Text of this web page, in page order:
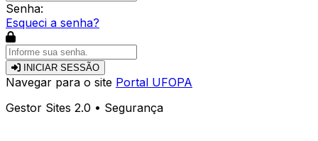
Senha:
Esqueci a senha?
INICIAR SESSÃO
Navegar para o site Portal UFOPA
Gestor Sites 2.0 • Segurança